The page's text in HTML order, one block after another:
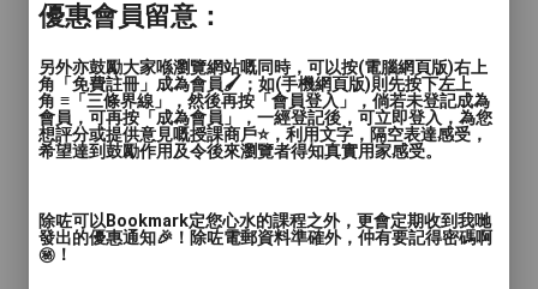
優惠會員留意：
另外亦鼓勵大家喺瀏覽網站嘅同時，可以按(電腦網頁版)右上
角「免費註冊」成為會員🖌️；如(手機網頁版)則先按下左上
角 ≡「三條界線」，然後再按「會員登入」，倘若未登記成為
會員，可再按「成為會員」，一經登記後，可立即登入，為您
想評分或提供意見嘅授課商戶⭐️，利用文字，隔空表達感受，
希望達到鼓勵作用及令後來瀏覽者得知真實用家感受。
除咗可以Bookmark定您心水的課程之外，更會定期收到我哋
發出的優惠通知🎉！除咗電郵資料準確外，仲有要記得密碼啊
㊙️！